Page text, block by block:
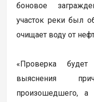
боновое
участок реки был
очищает воду от
«Проверка
выяснения
произошедшего, а